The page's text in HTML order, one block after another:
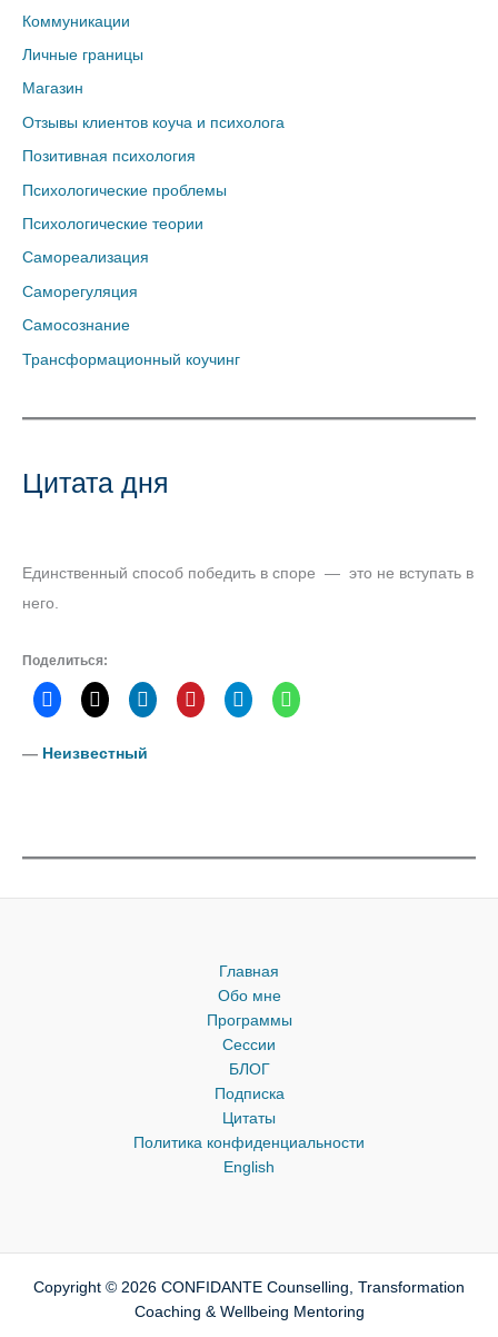
Коммуникации
Личные границы
Магазин
Отзывы клиентов коуча и психолога
Позитивная психология
Психологические проблемы
Психологические теории
Самореализация
Саморегуляция
Самосознание
Трансформационный коучинг
Цитата дня
Единственный способ победить в споре — это не вступать в
него.
Поделиться:
― Неизвестный
Главная
Обо мне
Программы
Сессии
БЛОГ
Подписка
Цитаты
Политика конфиденциальности
English
Copyright © 2026 CONFIDANTE Counselling, Transformation
Coaching & Wellbeing Mentoring